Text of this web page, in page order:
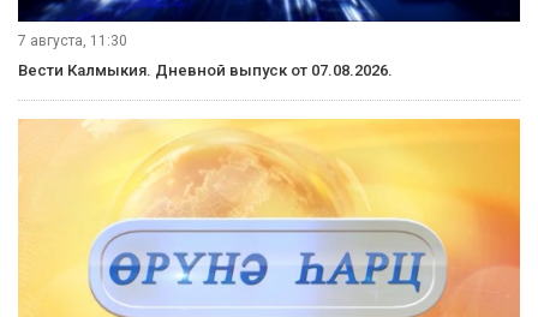
8 августа, 08:20
Местное время. Суббота. Выпуск от 08.08.2026.